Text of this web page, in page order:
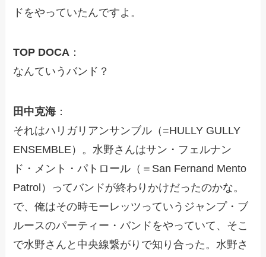
ドをやっていたんですよ。
TOP DOCA ：
なんていうバンド？
田中克海 ：
それはハリガリアンサンブル（=HULLY GULLY
ENSEMBLE）。水野さんはサン・フェルナン
ド・メント・パトロール（＝San Fernand Mento
Patrol）ってバンドが終わりかけだったのかな。
で、俺はその時モーレッツっていうジャンプ・ブ
ルースのパーティー・バンドをやっていて、そこ
で水野さんと中央線繋がりで知り合った。水野さ